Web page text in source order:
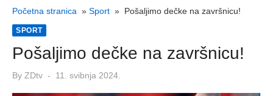
Početna stranica » Sport » Pošaljimo dečke na završnicu!
SPORT
Pošaljimo dečke na završnicu!
By ZDtv
Posted
11. svibnja 2024.